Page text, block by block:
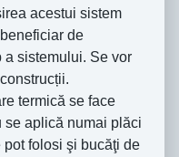
acestui sistem
de
a sistemului. Se vor
termică se face
se aplică numai plăci
folosi şi bucăţi de